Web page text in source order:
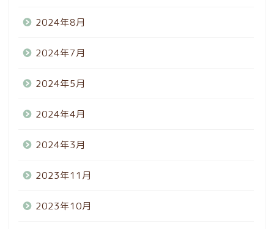
2024年8月
2024年7月
2024年5月
2024年4月
2024年3月
2023年11月
2023年10月